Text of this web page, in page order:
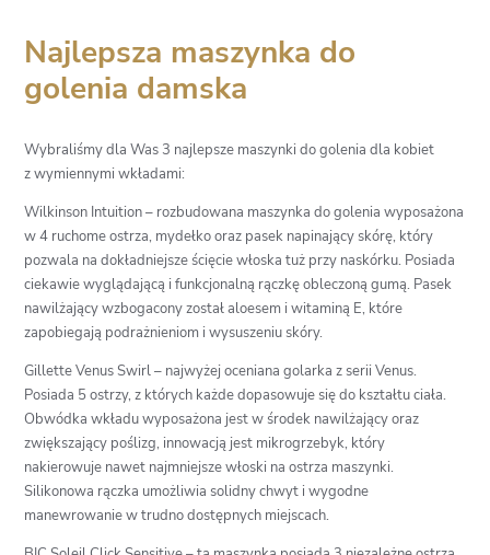
Najlepsza maszynka do
golenia damska
Wybraliśmy dla Was 3 najlepsze maszynki do golenia dla kobiet
z wymiennymi wkładami:
Wilkinson Intuition – rozbudowana maszynka do golenia wyposażona
w 4 ruchome ostrza, mydełko oraz pasek napinający skórę, który
pozwala na dokładniejsze ścięcie włoska tuż przy naskórku. Posiada
ciekawie wyglądającą i funkcjonalną rączkę obleczoną gumą. Pasek
nawilżający wzbogacony został aloesem i witaminą E, które
zapobiegają podrażnieniom i wysuszeniu skóry.
Gillette Venus Swirl – najwyżej oceniana golarka z serii Venus.
Posiada 5 ostrzy, z których każde dopasowuje się do kształtu ciała.
Obwódka wkładu wyposażona jest w środek nawilżający oraz
zwiększający poślizg, innowacją jest mikrogrzebyk, który
nakierowuje nawet najmniejsze włoski na ostrza maszynki.
Silikonowa rączka umożliwia solidny chwyt i wygodne
manewrowanie w trudno dostępnych miejscach.